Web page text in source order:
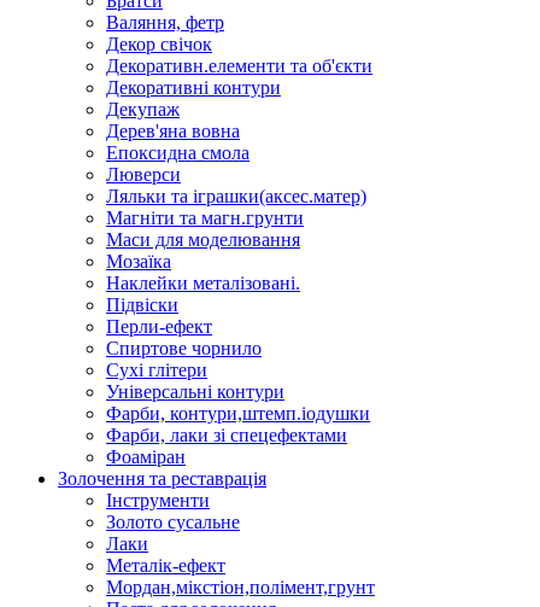
Валяння, фетр
Декор свічок
Декоративн.елементи та об'єкти
Декоративні контури
Декупаж
Дерев'яна вовна
Епоксидна смола
Люверси
Ляльки та іграшки(аксес.матер)
Магніти та магн.грунти
Маси для моделювання
Мозаїка
Наклейки металізовані.
Підвіски
Перли-ефект
Спиртове чорнило
Сухі глітери
Універсальні контури
Фарби, контури,штемп.іодушки
Фарби, лаки зі спецефектами
Фоаміран
Золочення та реставрація
Інструменти
Золото сусальне
Лаки
Металік-ефект
Мордан,мікстіон,полімент,грунт